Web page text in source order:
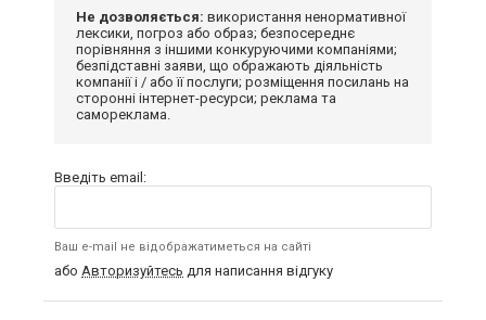
Не дозволяється: використання ненормативної
лексики, погроз або образ; безпосереднє
порівняння з іншими конкуруючими компаніями;
безпідставні заяви, що ображають діяльність
компанії і / або її послуги; розміщення посилань на
сторонні інтернет-ресурси; реклама та
самореклама.
Введіть email:
Ваш e-mail не відображатиметься на сайті
або Авторизуйтесь для написання відгуку